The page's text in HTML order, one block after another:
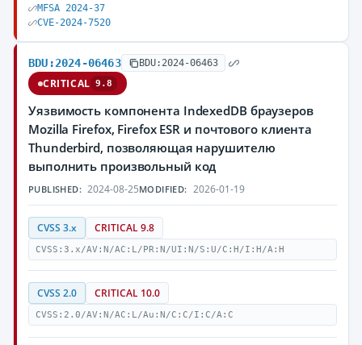
MFSA 2024-37
CVE-2024-7520
BDU:2024-06463 BDU:2024-06463
CRITICAL 9.8
Уязвимость компонента IndexedDB браузеров
Mozilla Firefox, Firefox ESR и почтового клиента
Thunderbird, позволяющая нарушителю
выполнить произвольный код
PUBLISHED: 2024-08-25MODIFIED: 2026-01-19
CVSS 3.x CRITICAL 9.8
CVSS:3.x/AV:N/AC:L/PR:N/UI:N/S:U/C:H/I:H/A:H
CVSS 2.0 CRITICAL 10.0
CVSS:2.0/AV:N/AC:L/Au:N/C:C/I:C/A:C